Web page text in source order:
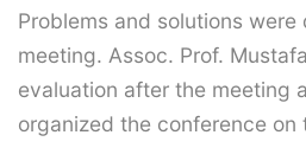
Problems and solutions
meeting. Assoc. Prof.
evaluation after the meeting
organized the conference on